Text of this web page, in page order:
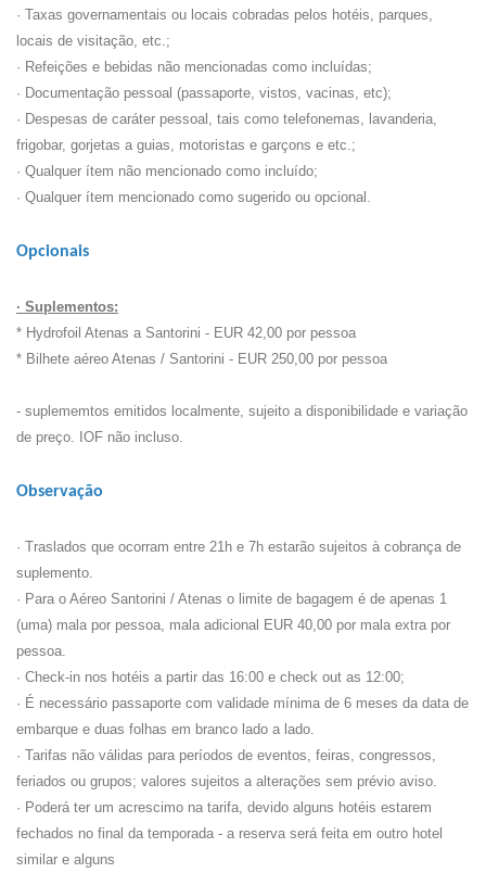
· Taxas governamentais ou locais cobradas pelos hotéis, parques,
locais de visitação, etc.;
· Refeições e bebidas não mencionadas como incluídas;
· Documentação pessoal (passaporte, vistos, vacinas, etc);
· Despesas de caráter pessoal, tais como telefonemas, lavanderia,
frigobar, gorjetas a guias, motoristas e garçons e etc.;
· Qualquer ítem não mencionado como incluído;
· Qualquer ítem mencionado como sugerido ou opcional.
Opcionais
· Suplementos:
* Hydrofoil Atenas a Santorini - EUR 42,00 por pessoa
* Bilhete aéreo Atenas / Santorini - EUR 250,00 por pessoa
- suplememtos emitidos localmente, sujeito a disponibilidade e variação
de preço. IOF não incluso.
Observação
· Traslados que ocorram entre 21h e 7h estarão sujeitos à cobrança de
suplemento.
· Para o Aéreo Santorini / Atenas o limite de bagagem é de apenas 1
(uma) mala por pessoa, mala adicional EUR 40,00 por mala extra por
pessoa.
· Check-in nos hotéis a partir das 16:00 e check out as 12:00;
· É necessário passaporte com validade mínima de 6 meses da data de
embarque e duas folhas em branco lado a lado.
· Tarifas não válidas para períodos de eventos, feiras, congressos,
feriados ou grupos; valores sujeitos a alterações sem prévio aviso.
· Poderá ter um acrescimo na tarifa, devido alguns hotéis estarem
fechados no final da temporada - a reserva será feita em outro hotel
similar e alguns